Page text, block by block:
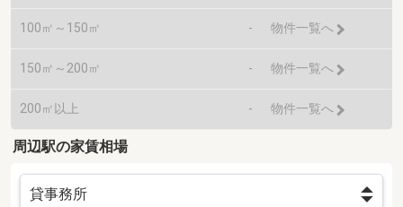
100㎡～150㎡ - 物件一覧へ
150㎡～200㎡ - 物件一覧へ
200㎡以上 - 物件一覧へ
周辺駅の家賃相場